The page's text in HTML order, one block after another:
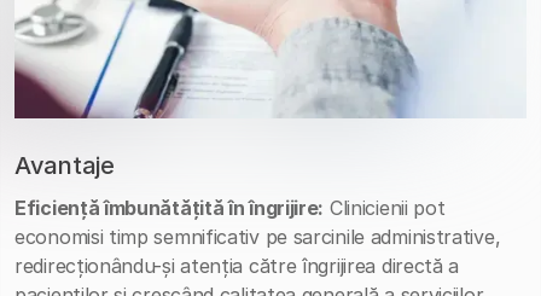
Avantaje
Eficiență îmbunătățită în îngrijire: Clinicienii pot
economisi timp semnificativ pe sarcinile administrative,
redirecționându-și atenția către îngrijirea directă a